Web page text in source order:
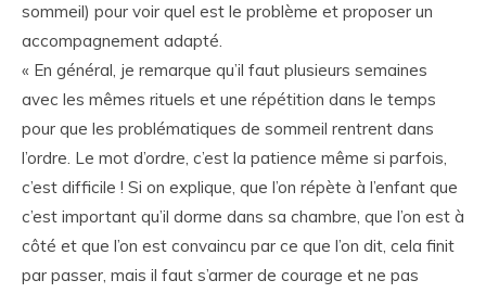
sommeil) pour voir quel est le problème et proposer un
accompagnement adapté.
« En général, je remarque qu’il faut plusieurs semaines
avec les mêmes rituels et une répétition dans le temps
pour que les problématiques de sommeil rentrent dans
l’ordre. Le mot d’ordre, c’est la patience même si parfois,
c’est difficile ! Si on explique, que l’on répète à l’enfant que
c’est important qu’il dorme dans sa chambre, que l’on est à
côté et que l’on est convaincu par ce que l’on dit, cela finit
par passer, mais il faut s’armer de courage et ne pas